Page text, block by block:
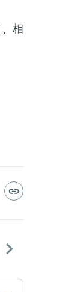
相